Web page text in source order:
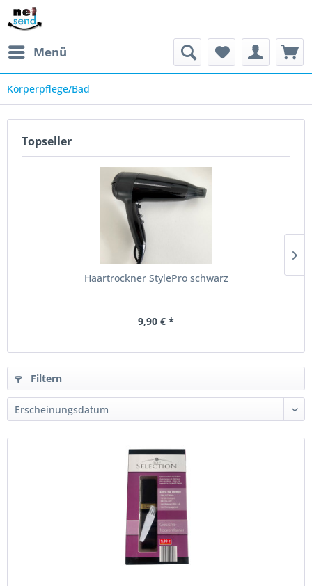
Menü
Körperpflege/Bad
Topseller
Haartrockner StylePro schwarz
9,90 € *
Filtern